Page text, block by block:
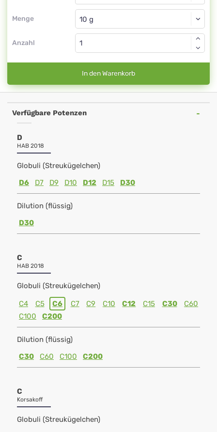
Menge
Globuli
Anzahl
In den Warenkorb
Verfügbare Potenzen
D
HAB 2018
Globuli (Streukügelchen)
D6
D7 D9 D10 D12 D15 D30
Dilution (flüssig)
D30
C
HAB 2018
Globuli (Streukügelchen)
C4 C5 C6 C7 C9 C10 C12 C15 C30
C60
C100
C200
Dilution (flüssig)
C30
C60 C100 C200
C
Korsakoff
Globuli (Streukügelchen)